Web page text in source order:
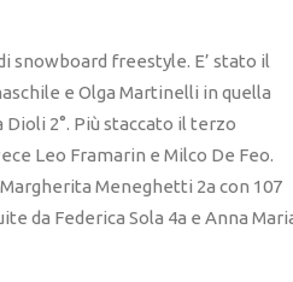
snowboard freestyle. E’ stato il
e Olga Martinelli in quella
2°. Più staccato il terzo
Leo Framarin e Milco De Feo.
Meneghetti 2a con 107
da Federica Sola 4a e Anna